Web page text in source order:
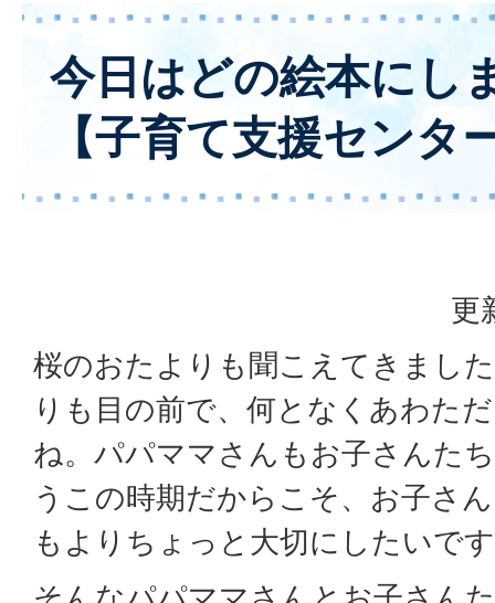
今日はどの絵本にし
【子育て支援センタ
更
桜のおたよりも聞こえてきまし
りも目の前で、何となくあわた
ね。パパママさんもお子さんた
うこの時期だからこそ、お子さ
もよりちょっと大切にしたいで